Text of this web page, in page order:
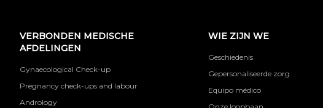
VERBONDEN MEDISCHE
AFDELINGEN
Gynaecological Check-up
Pregnancy check-ups and labour
Andrology
WIE ZIJN WE
Geschiedenis
Gepersonaliseerde zorg
Equipo médico